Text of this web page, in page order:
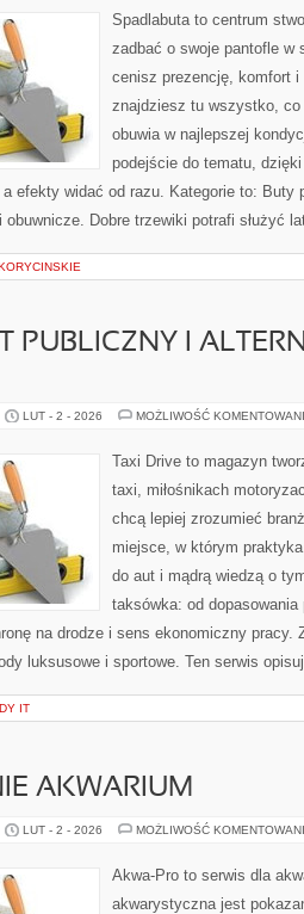
Spadlabuta to centrum
zadbać o swoje pantofle w
cenisz prezencję, komfort i
znajdziesz tu wszystko,
obuwia w najlepszej
podejście do tematu,
efekty widać od razu. Kategorie to: Buty
obuwnicze. Dobre trzewiki potrafi służyć
PUBLICZNY I
LUT - 2 - 2026 MOŻLIWOŚĆ
Taxi Drive to magazyn
taxi, miłośnikach
chcą lepiej zrozumieć
miejsce, w którym
do aut i mądrą wiedzą o
taksówka: od
na drodze i sens ekonomiczny pracy.
luksusowe i sportowe. Ten serwis
IT
AKWARIUM
LUT - 2 - 2026 MOŻLIWOŚĆ
Akwa-Pro to serwis dla
akwarystyczna jest